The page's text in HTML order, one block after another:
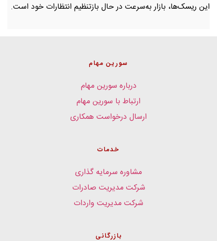
این ریسک‌ها، بازار به‌سرعت در حال بازتنظیم انتظارات خود است.
سورین مهام
درباره سورین مهام
ارتباط با سورین مهام
ارسال درخواست همکاری
خدمات
مشاوره سرمایه گذاری
شرکت مدیریت صادرات
شرکت مدیریت واردات
بازرگانی